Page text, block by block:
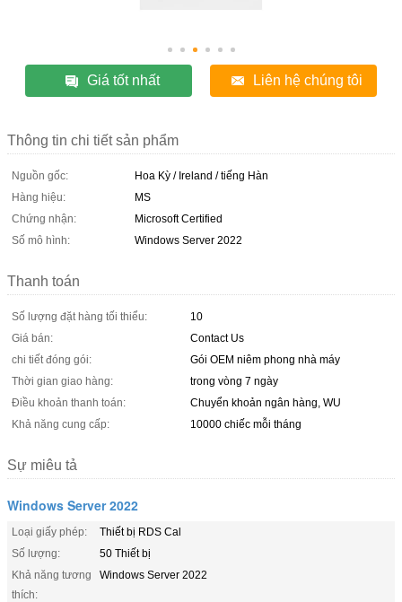
Giá tốt nhất Liên hệ chúng tôi
Thông tin chi tiết sản phẩm
Nguồn gốc:
Hoa Kỳ / Ireland / tiếng Hàn
Hàng hiệu:
MS
Chứng nhận:
Microsoft Certified
Số mô hình:
Windows Server 2022
Thanh toán
Số lượng đặt hàng tối thiểu:
10
Giá bán:
Contact Us
chi tiết đóng gói:
Gói OEM niêm phong nhà máy
Thời gian giao hàng:
trong vòng 7 ngày
Điều khoản thanh toán:
Chuyển khoản ngân hàng, WU
Khả năng cung cấp:
10000 chiếc mỗi tháng
Sự miêu tả
Windows Server 2022
Loại giấy phép:
Thiết bị RDS Cal
Số lượng:
50 Thiết bị
Khả năng tương
thích:
Windows Server 2022